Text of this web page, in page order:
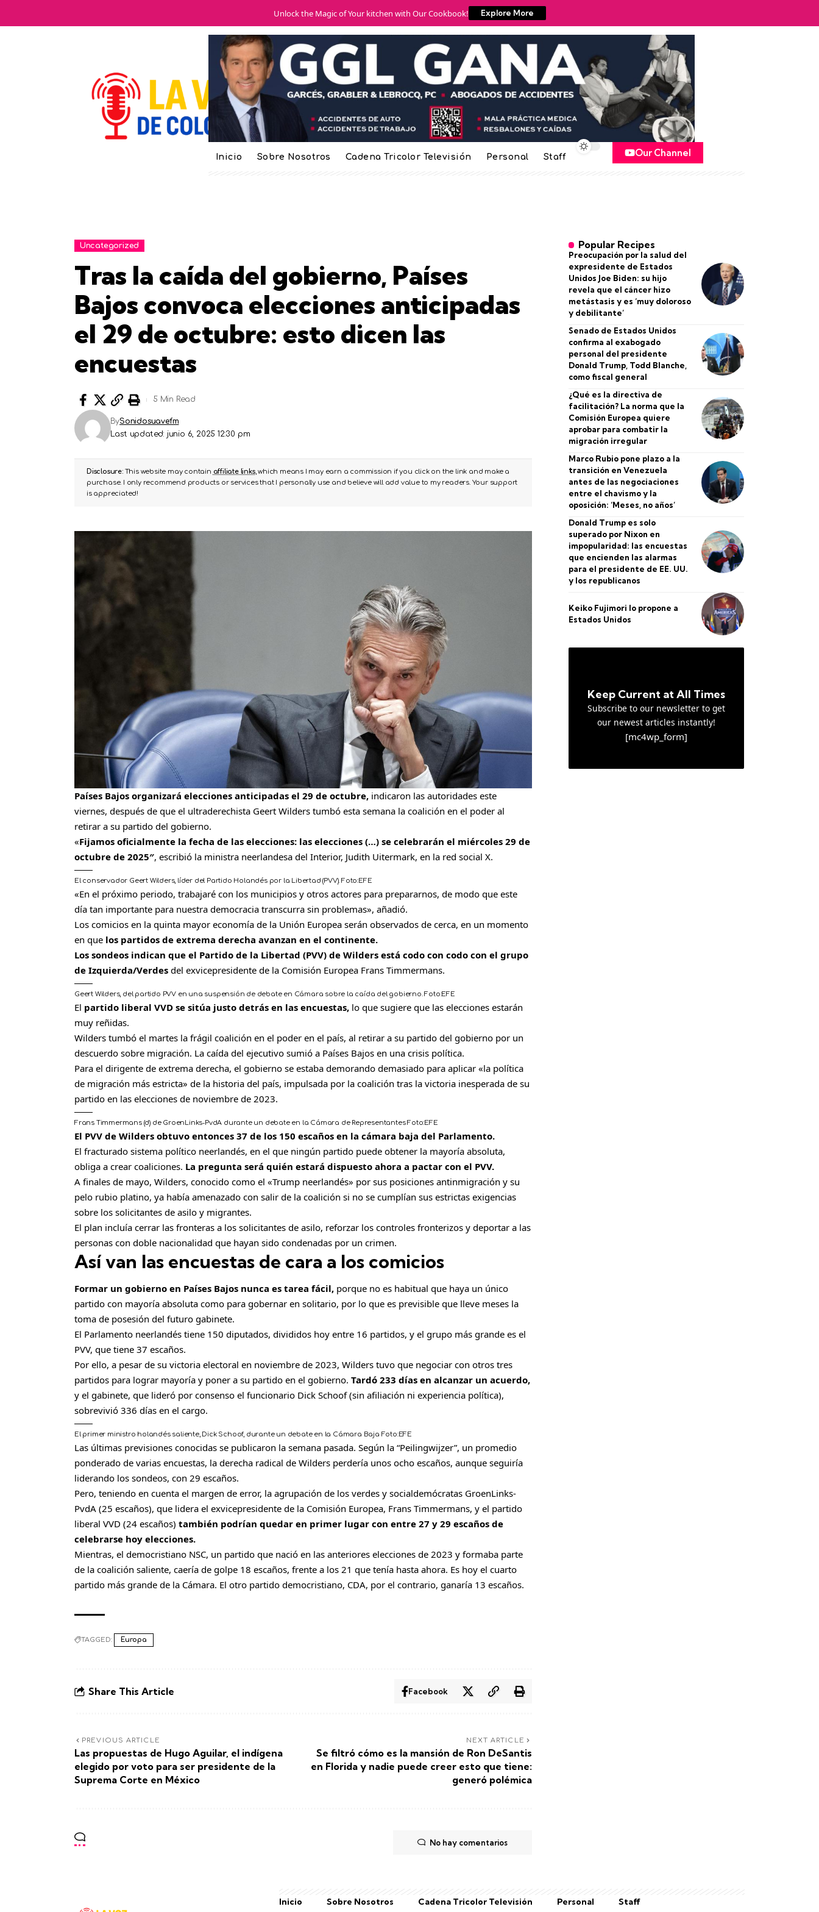
Unlock the Magic of Your kitchen with Our Cookbook! Explore More
Inicio Sobre Nosotros Cadena Tricolor Televisión Personal Staff Our Channel
Uncategorized
Tras la caída del gobierno, Países
Bajos convoca elecciones anticipadas
el 29 de octubre: esto dicen las
encuestas
Last updated: junio 6, 2025 12:30 pm
BySonidosuavefm
5 Min Read
Disclosure:This website may contain affiliate links, which means I may earn a commission if you click on the link and make a
purchase. I only recommend products or services that I personally use and believe will add value to my readers. Your support
is appreciated!
Países Bajos organizará elecciones anticipadas el 29 de octubre, indicaron las autoridades este
viernes, después de que el ultraderechista Geert Wilders tumbó esta semana la coalición en el poder al
retirar a su partido del gobierno.
«Fijamos oficialmente la fecha de las elecciones: las elecciones (…) se celebrarán el miércoles 29 de
octubre de 2025″, escribió la ministra neerlandesa del Interior, Judith Uitermark, en la red social X.
El conservador Geert Wilders, líder del Partido Holandés por la Libertad (PVV). Foto:EFE
«En el próximo periodo, trabajaré con los municipios y otros actores para prepararnos, de modo que este
día tan importante para nuestra democracia transcurra sin problemas», añadió.
Los comicios en la quinta mayor economía de la Unión Europea serán observados de cerca, en un momento
en que los partidos de extrema derecha avanzan en el continente.
Los sondeos indican que el Partido de la Libertad (PVV) de Wilders está codo con codo con el grupo
de Izquierda/Verdes del exvicepresidente de la Comisión Europea Frans Timmermans.
Geert Wilders, del partido PVV en una suspensión de debate en Cámara sobre la caída del gobierno.Foto:EFE
El partido liberal VVD se sitúa justo detrás en las encuestas, lo que sugiere que las elecciones estarán
muy reñidas.
Wilders tumbó el martes la frágil coalición en el poder en el país, al retirar a su partido del gobierno por un
descuerdo sobre migración. La caída del ejecutivo sumió a Países Bajos en una crisis política.
Para el dirigente de extrema derecha, el gobierno se estaba demorando demasiado para aplicar «la política
de migración más estricta» de la historia del país, impulsada por la coalición tras la victoria inesperada de su
partido en las elecciones de noviembre de 2023.
Frans Timmermans (d) de GroenLinks-PvdA durante un debate en la Cámara de RepresentantesFoto:EFE
El PVV de Wilders obtuvo entonces 37 de los 150 escaños en la cámara baja del Parlamento.
El fracturado sistema político neerlandés, en el que ningún partido puede obtener la mayoría absoluta,
obliga a crear coaliciones. La pregunta será quién estará dispuesto ahora a pactar con el PVV.
A finales de mayo, Wilders, conocido como el «Trump neerlandés» por sus posiciones antinmigración y su
pelo rubio platino, ya había amenazado con salir de la coalición si no se cumplían sus estrictas exigencias
sobre los solicitantes de asilo y migrantes.
El plan incluía cerrar las fronteras a los solicitantes de asilo, reforzar los controles fronterizos y deportar a las
personas con doble nacionalidad que hayan sido condenadas por un crimen.
Así van las encuestas de cara a los comicios
Formar un gobierno en Países Bajos nunca es tarea fácil, porque no es habitual que haya un único
partido con mayoría absoluta como para gobernar en solitario, por lo que es previsible que lleve meses la
toma de posesión del futuro gabinete.
El Parlamento neerlandés tiene 150 diputados, divididos hoy entre 16 partidos, y el grupo más grande es el
PVV, que tiene 37 escaños.
Por ello, a pesar de su victoria electoral en noviembre de 2023, Wilders tuvo que negociar con otros tres
partidos para lograr mayoría y poner a su partido en el gobierno. Tardó 233 días en alcanzar un acuerdo,
y el gabinete, que lideró por consenso el funcionario Dick Schoof (sin afiliación ni experiencia política),
sobrevivió 336 días en el cargo.
El primer ministro holandés saliente, Dick Schoof, durante un debate en la Cámara Baja Foto:EFE
Las últimas previsiones conocidas se publicaron la semana pasada. Según la “Peilingwijzer”, un promedio
ponderado de varias encuestas, la derecha radical de Wilders perdería unos ocho escaños, aunque seguiría
liderando los sondeos, con 29 escaños.
Pero, teniendo en cuenta el margen de error, la agrupación de los verdes y socialdemócratas GroenLinks-
PvdA (25 escaños), que lidera el exvicepresidente de la Comisión Europea, Frans Timmermans, y el partido
liberal VVD (24 escaños) también podrían quedar en primer lugar con entre 27 y 29 escaños de
celebrarse hoy elecciones.
Mientras, el democristiano NSC, un partido que nació en las anteriores elecciones de 2023 y formaba parte
de la coalición saliente, caería de golpe 18 escaños, frente a los 21 que tenía hasta ahora. Es hoy el cuarto
partido más grande de la Cámara. El otro partido democristiano, CDA, por el contrario, ganaría 13 escaños.
TAGGED: Europa
Share This Article Facebook
PREVIOUS ARTICLE
Las propuestas de Hugo Aguilar, el indígena
elegido por voto para ser presidente de la
Suprema Corte en México
NEXT ARTICLE
Se filtró cómo es la mansión de Ron DeSantis
en Florida y nadie puede creer esto que tiene:
generó polémica
No hay comentarios
Popular Recipes
Preocupación por la salud del
expresidente de Estados
Unidos Joe Biden: su hijo
revela que el cáncer hizo
metástasis y es ‘muy doloroso
y debilitante’
Senado de Estados Unidos
confirma al exabogado
personal del presidente
Donald Trump, Todd Blanche,
como fiscal general
¿Qué es la directiva de
facilitación? La norma que la
Comisión Europea quiere
aprobar para combatir la
migración irregular
Marco Rubio pone plazo a la
transición en Venezuela
antes de las negociaciones
entre el chavismo y la
oposición: ‘Meses, no años’
Donald Trump es solo
superado por Nixon en
impopularidad: las encuestas
que encienden las alarmas
para el presidente de EE. UU.
y los republicanos
Keiko Fujimori lo propone a
Estados Unidos
Keep Current at All Times
Subscribe to our newsletter to get
our newest articles instantly!
[mc4wp_form]
Inicio Sobre Nosotros Cadena Tricolor Televisión Personal Staff